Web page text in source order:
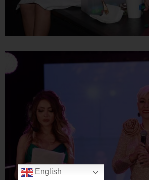
English